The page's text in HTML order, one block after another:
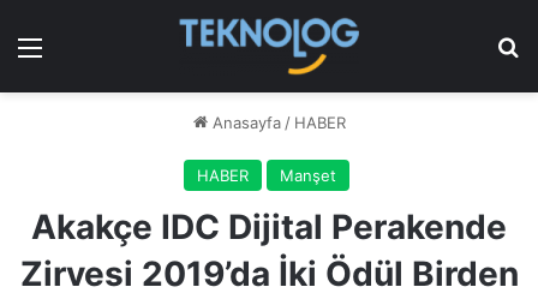
Menü
Anasayfa / HABER
HABER Manşet
Akakçe IDC Dijital Perakende
Zirvesi 2019’da İki Ödül Birden